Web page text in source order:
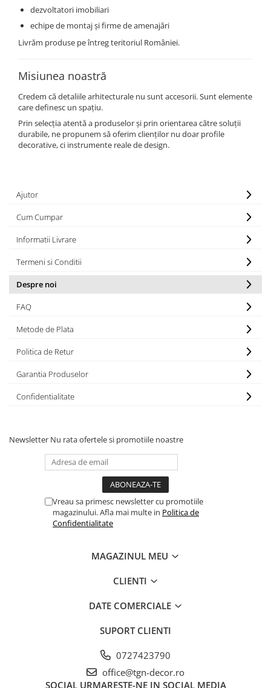
dezvoltatori imobiliari
echipe de montaj și firme de amenajări
Livrăm produse pe întreg teritoriul României.
Misiunea noastră
Credem că detaliile arhitecturale nu sunt accesorii. Sunt elemente
care definesc un spațiu.
Prin selecția atentă a produselor și prin orientarea către soluții
durabile, ne propunem să oferim clienților nu doar profile
decorative, ci instrumente reale de design.
Ajutor
Cum Cumpar
Informatii Livrare
Termeni si Conditii
Despre noi
FAQ
Metode de Plata
Politica de Retur
Garantia Produselor
Confidentialitate
Newsletter Nu rata ofertele si promotiile noastre
Vreau sa primesc newsletter cu promotiile
magazinului. Afla mai multe in Politica de
Confidentialitate
MAGAZINUL MEU
CLIENTI
DATE COMERCIALE
SUPORT CLIENTI
0727423790
office@tgn-decor.ro
SOCIAL URMARESTE-NE IN SOCIAL MEDIA